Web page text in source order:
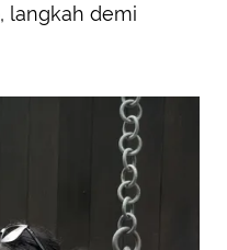
langkah demi